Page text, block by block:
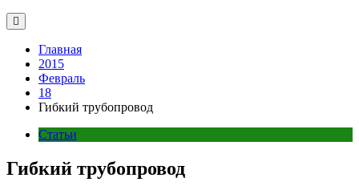
Главная
2015
Февраль
18
Гибкий трубопровод
Статьи
Гибкий трубопровод